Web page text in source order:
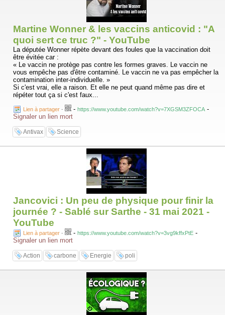
Martine Wonner & les vaccins anticovid : "A
quoi sert ce truc ?" - YouTube
La députée Wonner répète devant des foules que la vaccination doit
être évitée car :
« Le vaccin ne protège pas contre les formes graves. Le vaccin ne
vous empêche pas d'être contaminé. Le vaccin ne va pas empêcher la
contamination inter-individuelle. »
Si c'est vrai, elle a raison. Et elle ne peut quand même pas dire et
répéter tout ça si c'est faux...
Lien à partager - - https://www.youtube.com/watch?v=7XGSM3ZFOCA -
Signaler un lien mort
Antivax Science
Jancovici : Un peu de physique pour finir la
journée ? - Sablé sur Sarthe - 31 mai 2021 -
YouTube
Lien à partager - - https://www.youtube.com/watch?v=3vg9kffxPtE -
Signaler un lien mort
Action carbone Energie poli